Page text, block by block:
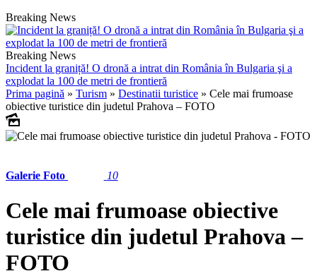
Breaking News
Breaking News
Incident la graniță! O dronă a intrat din România în Bulgaria şi a
explodat la 100 de metri de frontieră
Prima pagină » Turism » Destinatii turistice » Cele mai frumoase
obiective turistice din judetul Prahova – FOTO
Galerie Foto 10
Cele mai frumoase obiective
turistice din judetul Prahova –
FOTO